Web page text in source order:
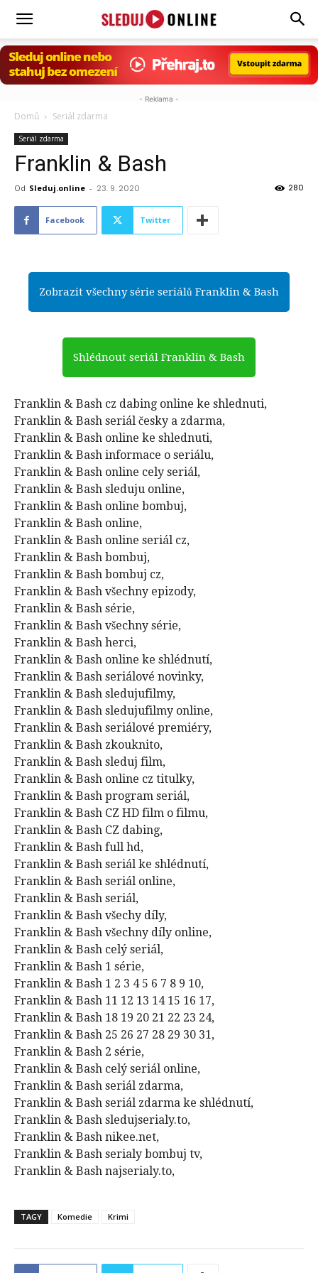
Sleduj.online
- Reklama -
Domů Seriál zdarma
Seriál zdarma
Franklin & Bash
Od Sleduj.online - 23. 9. 2020 280
Facebook Twitter
Zobrazit všechny série seriálů Franklin & Bash
Shlédnout seriál Franklin & Bash
Franklin & Bash cz dabing online ke shlednuti,
Franklin & Bash seriál česky a zdarma,
Franklin & Bash online ke shlednuti,
Franklin & Bash informace o seriálu,
Franklin & Bash online cely seriál,
Franklin & Bash sleduju online,
Franklin & Bash online bombuj,
Franklin & Bash online,
Franklin & Bash online seriál cz,
Franklin & Bash bombuj,
Franklin & Bash bombuj cz,
Franklin & Bash všechny epizody,
Franklin & Bash série,
Franklin & Bash všechny série,
Franklin & Bash herci,
Franklin & Bash online ke shlédnutí,
Franklin & Bash seriálové novinky,
Franklin & Bash sledujufilmy,
Franklin & Bash sledujufilmy online,
Franklin & Bash seriálové premiéry,
Franklin & Bash zkouknito,
Franklin & Bash sleduj film,
Franklin & Bash online cz titulky,
Franklin & Bash program seriál,
Franklin & Bash CZ HD film o filmu,
Franklin & Bash CZ dabing,
Franklin & Bash full hd,
Franklin & Bash seriál ke shlédnutí,
Franklin & Bash seriál online,
Franklin & Bash seriál,
Franklin & Bash všechy díly,
Franklin & Bash všechny díly online,
Franklin & Bash celý seriál,
Franklin & Bash 1 série,
Franklin & Bash 1 2 3 4 5 6 7 8 9 10,
Franklin & Bash 11 12 13 14 15 16 17,
Franklin & Bash 18 19 20 21 22 23 24,
Franklin & Bash 25 26 27 28 29 30 31,
Franklin & Bash 2 série,
Franklin & Bash celý seriál online,
Franklin & Bash seriál zdarma,
Franklin & Bash seriál zdarma ke shlédnutí,
Franklin & Bash sledujserialy.to,
Franklin & Bash nikee.net,
Franklin & Bash serialy bombuj tv,
Franklin & Bash najserialy.to,
TAGY Komedie Krimi